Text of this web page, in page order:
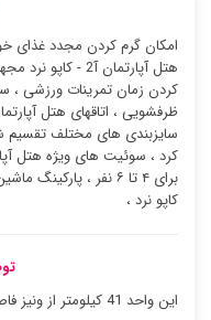
امکان گرم کردن مجدد غذای
هتل آپارتمان آ2 -
کردن زمان تمرینات ورزشی
سایزبندی های مختلف تقسیم
کاپو نرد ،
این واحد 41 کیلومتر از ونیز فاصله دارد.\n\n